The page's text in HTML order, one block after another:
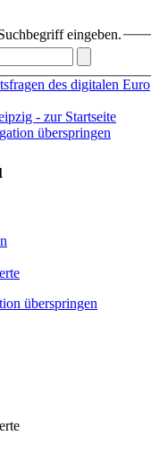
eingeben.
des digitalen Euro
überspringen
überspringen